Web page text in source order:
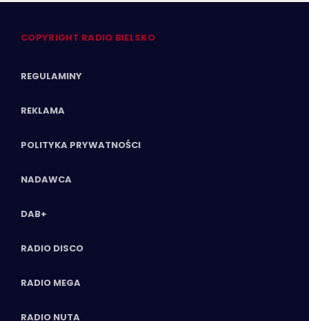
COPYRIGHT RADIO BIELSKO
REGULAMINY
REKLAMA
POLITYKA PRYWATNOŚCI
NADAWCA
DAB+
RADIO DISCO
RADIO MEGA
RADIO NUTA